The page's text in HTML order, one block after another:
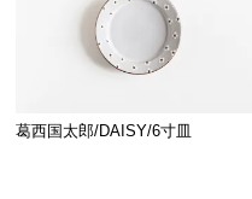
葛西国太郎/DAISY/6寸皿